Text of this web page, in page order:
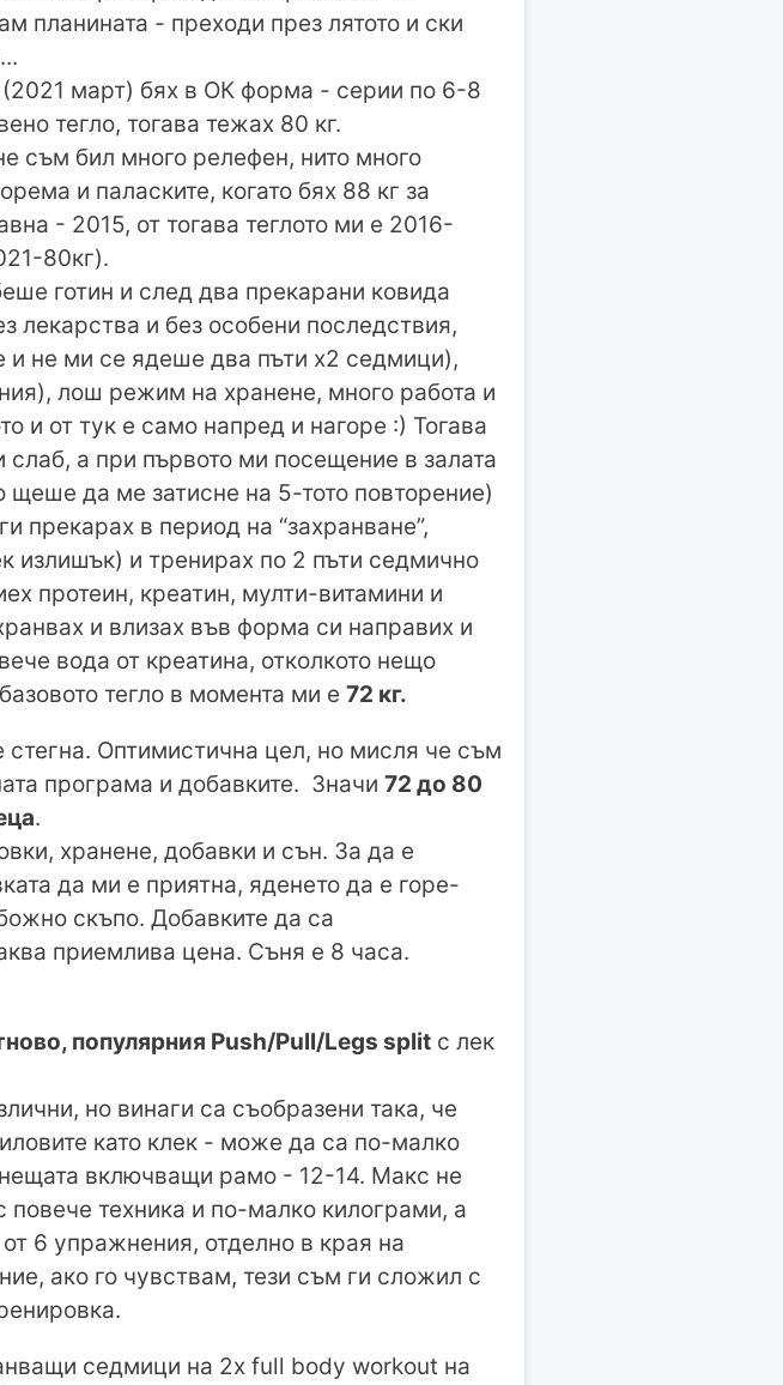
планината - преходи през лятото и ски
март) бях в ОК форма - серии по 6-8
тегло, тогава тежах 80 кг.
съм бил много релефен, нито много
и паласките, когато бях 88 кг за
- 2015, от тогава теглото ми е 2016-
80кг).
готин и след два прекарани ковида
лекарства и без особени последствия,
и не ми се ядеше два пъти х2 седмици),
лош режим на хранене, много работа и
и от тук е само напред и нагоре :) Тогава
а при първото ми посещение в залата
щеше да ме затисне на 5-тото повторение)
прекарах в период на “захранване”,
излишък) и тренирах по 2 пъти седмично
протеин, креатин, мулти-витамини и
и влизах във форма си направих и
вода от креатина, отколкото нещо
тегло в момента ми е 72 кг.
Оптимистична цел, но мисля че съм
програма и добавките. Значи 72 до 80
.
хранене, добавки и сън. За да е
да ми е приятна, яденето да е горе-
скъпо. Добавките да са
приемлива цена. Съня е 8 часа.
популярния Push/Pull/Legs split с лек
но винаги са съобразени така, че
като клек - може да са по-малко
включващи рамо - 12-14. Макс не
техника и по-малко килограми, а
6 упражнения, отделно в края на
ако го чувствам, тези съм ги сложил с
седмици на 2х full body workout на